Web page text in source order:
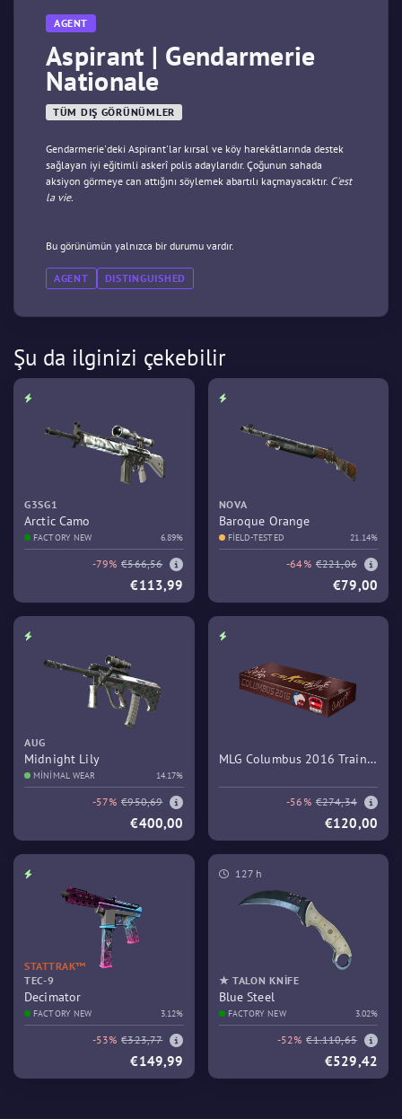
AGENT
Aspirant | Gendarmerie
Nationale
TÜM DIŞ GÖRÜNÜMLER
Gendarmerie'deki Aspirant'lar kırsal ve köy harekâtlarında destek
sağlayan iyi eğitimli askerî polis adaylarıdır. Çoğunun sahada
aksiyon görmeye can attığını söylemek abartılı kaçmayacaktır. C'est
la vie.
Bu görünümün yalnızca bir durumu vardır.
AGENT DISTINGUISHED
Şu da ilginizi çekebilir
G3SG1
Arctic Camo
FACTORY NEW 6.89%
-79% €566,56
€113,99
NOVA
Baroque Orange
FIELD-TESTED 21.14%
-64% €221,06
€79,00
AUG
Midnight Lily
MINIMAL WEAR 14.17%
-57% €950,69
€400,00
MLG Columbus 2016 Train
-56% €274,34
€120,00
STATTRAK™
TEC-9
Decimator
FACTORY NEW 3.12%
-53% €323,77
€149,99
127 h
★ TALON KNIFE
Blue Steel
FACTORY NEW 3.02%
-52% €1.110,65
€529,42